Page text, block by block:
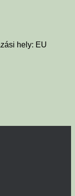
hely: EU